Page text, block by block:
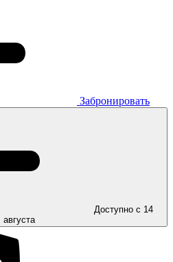
Забронировать
Доступно с 14
августа